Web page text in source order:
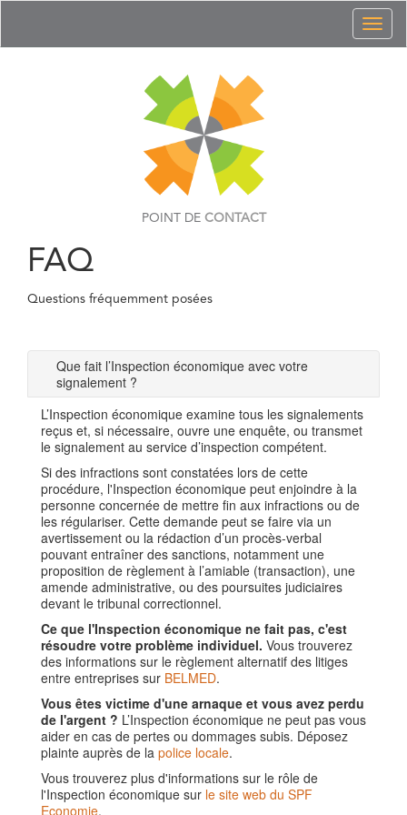
POINT DE CONTACT
FAQ
Questions fréquemment posées
Que fait l’Inspection économique avec votre
signalement ?
L’Inspection économique examine tous les signalements
reçus et, si nécessaire, ouvre une enquête, ou transmet
le signalement au service d’inspection compétent.
Si des infractions sont constatées lors de cette
procédure, l'Inspection économique peut enjoindre à la
personne concernée de mettre fin aux infractions ou de
les régulariser. Cette demande peut se faire via un
avertissement ou la rédaction d’un procès-verbal
pouvant entraîner des sanctions, notamment une
proposition de règlement à l’amiable (transaction), une
amende administrative, ou des poursuites judiciaires
devant le tribunal correctionnel.
Ce que l'Inspection économique ne fait pas, c'est
résoudre votre problème individuel. Vous trouverez
des informations sur le règlement alternatif des litiges
entre entreprises sur BELMED.
Vous êtes victime d'une arnaque et vous avez perdu
de l'argent ? L’Inspection économique ne peut pas vous
aider en cas de pertes ou dommages subis. Déposez
plainte auprès de la police locale.
Vous trouverez plus d'informations sur le rôle de
l'Inspection économique sur le site web du SPF
Economie.